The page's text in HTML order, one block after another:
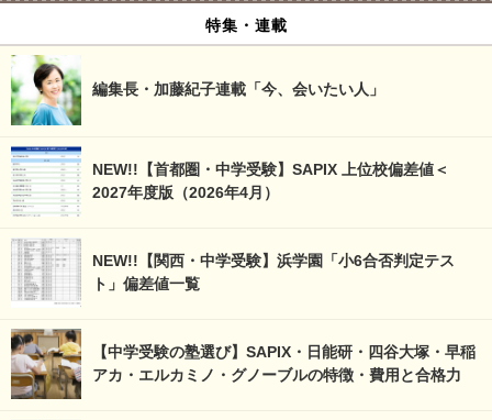
特集・連載
編集長・加藤紀子連載「今、会いたい人」
NEW!!【首都圏・中学受験】SAPIX 上位校偏差値＜
2027年度版（2026年4月）
NEW!!【関西・中学受験】浜学園「小6合否判定テス
ト」偏差値一覧
【中学受験の塾選び】SAPIX・日能研・四谷大塚・早稲
アカ・エルカミノ・グノーブルの特徴・費用と合格力